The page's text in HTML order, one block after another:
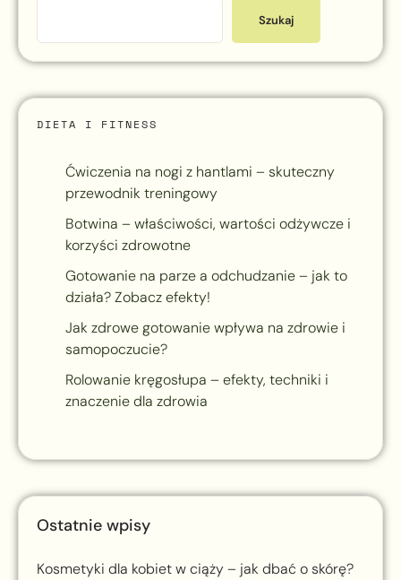
Szukaj
DIETA I FITNESS
Ćwiczenia na nogi z hantlami – skuteczny
przewodnik treningowy
Botwina – właściwości, wartości odżywcze i
korzyści zdrowotne
Gotowanie na parze a odchudzanie – jak to
działa? Zobacz efekty!
Jak zdrowe gotowanie wpływa na zdrowie i
samopoczucie?
Rolowanie kręgosłupa – efekty, techniki i
znaczenie dla zdrowia
Ostatnie wpisy
Kosmetyki dla kobiet w ciąży – jak dbać o skórę?